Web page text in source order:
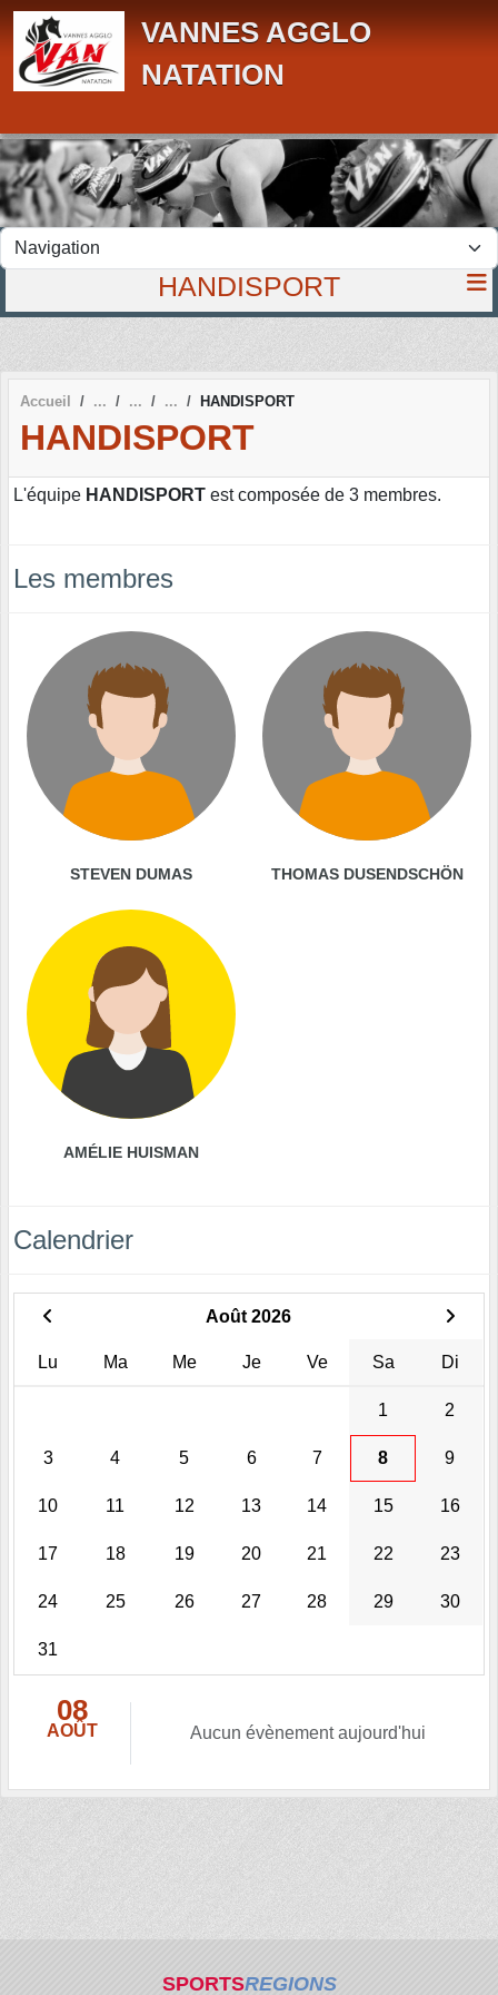
VANNES AGGLO
NATATION
HANDISPORT
Accueil HANDISPORT
HANDISPORT
L'équipe HANDISPORT est composée de 3 membres.
Les membres
STEVEN DUMAS THOMAS DUSENDSCHÖN
AMÉLIE HUISMAN
Calendrier
Août 2026
Lu Ma Me Je Ve Sa Di
1 2
3 4 5 6 7 8 9
10 11 12 13 14 15 16
17 18 19 20 21 22 23
24 25 26 27 28 29 30
31
08
AOÛT Aucun évènement aujourd'hui
SPORTSREGIONS
Panneau de gestion des cookies